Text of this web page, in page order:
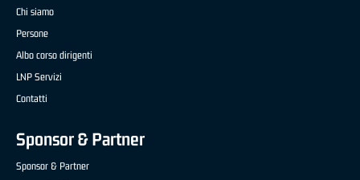
Chi siamo
Persone
Albo corso dirigenti
LNP Servizi
Contatti
Sponsor & Partner
Sponsor & Partner